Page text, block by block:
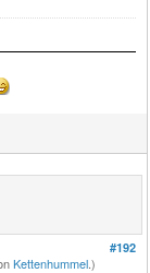
#192
Kettenhummel.)